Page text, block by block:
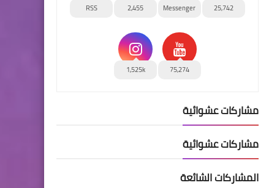
25,742
Messenger
2,455
RSS
75,274
1,525k
مشاركات عشوائية
مشاركات عشوائية
المشاركات الشائعة